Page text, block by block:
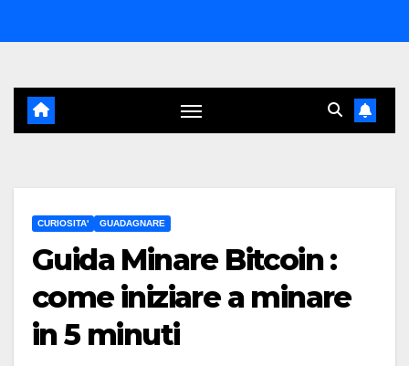
al
CURIOSITA' GUADAGNARE
Guida Minare Bitcoin :
come iniziare a minare
in 5 minuti